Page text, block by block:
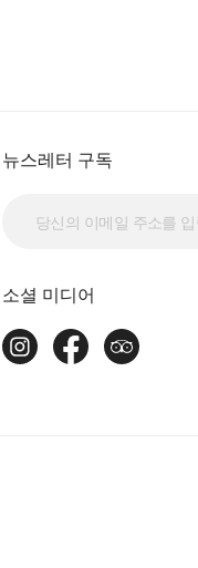
뉴스레터 구독
소셜 미디어